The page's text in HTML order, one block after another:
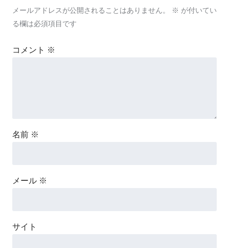
メールアドレスが公開されることはありません。 ※ が付いてい
る欄は必須項目です
コメント ※
名前 ※
メール ※
サイト